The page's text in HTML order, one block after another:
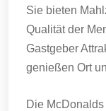
Sie bieten
Qualität der
Gastgeber
genießen Ort
Die